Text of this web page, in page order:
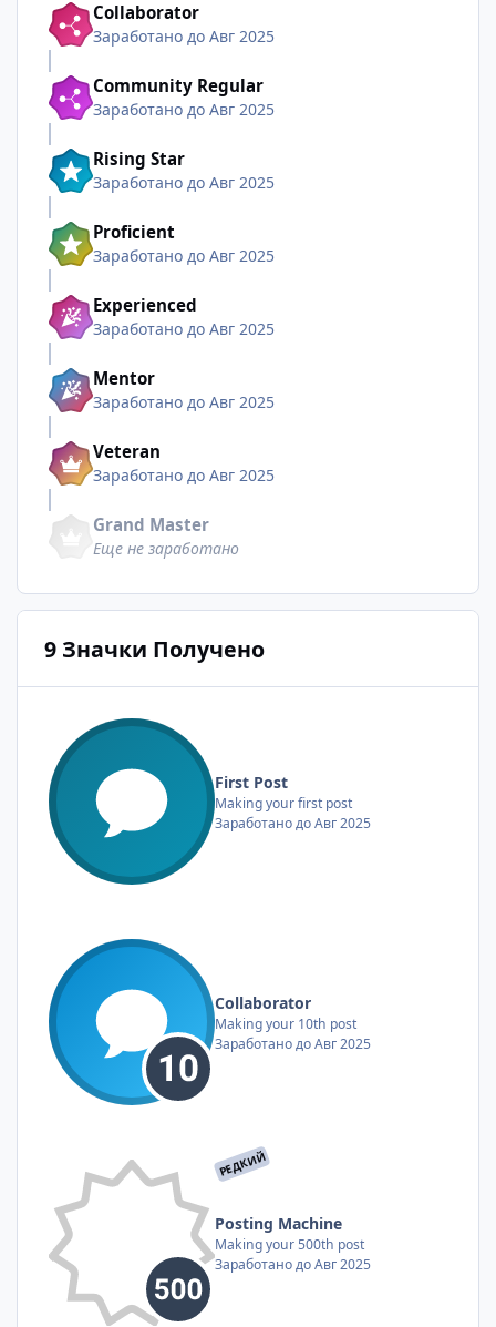
Collaborator
Заработано до Авг 2025
Community Regular
Заработано до Авг 2025
Rising Star
Заработано до Авг 2025
Proficient
Заработано до Авг 2025
Experienced
Заработано до Авг 2025
Mentor
Заработано до Авг 2025
Veteran
Заработано до Авг 2025
Grand Master
Еще не заработано
9 Значки Получено
First Post
Making your first post
Заработано до Авг 2025
Collaborator
Making your 10th post
Заработано до Авг 2025
РЕДКИЙ
Posting Machine
Making your 500th post
Заработано до Авг 2025